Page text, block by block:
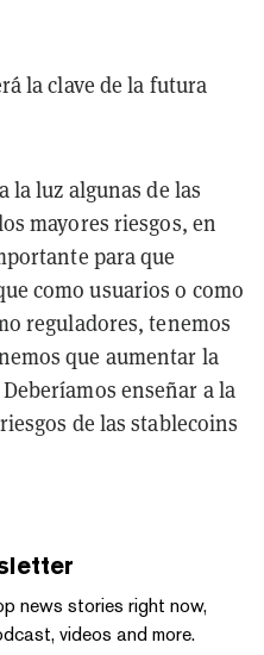
la clave de la futura
la luz algunas de las
mayores riesgos, en
para que
como usuarios o como
reguladores, tenemos
que aumentar la
enseñar a la
de las stablecoins
news stories right now,
videos and more.